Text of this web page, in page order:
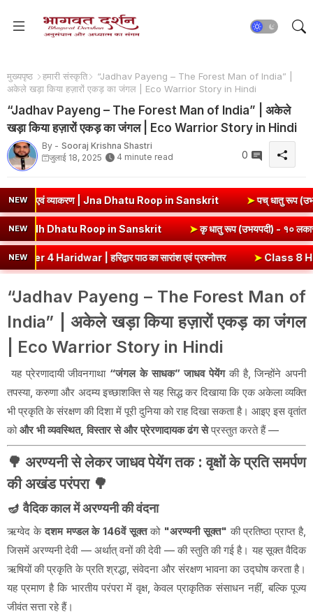
मुख्यपृष्ठ हमारी संस्कृति
“Jadhav Payeng – The Forest Man of India” |
अकेले खड़ा किया हज़ारों एकड़ का जंगल | Eco Warrior Story in Hindi
“Jadhav Payeng – The Forest Man of India” | अकेले
खड़ा किया हज़ारों एकड़ का जंगल | Eco Warrior Story in Hindi
By - Sooraj Krishna Shastri
जुलाई 18, 2025
4 minute read 0
NEW
व्याकरण | Jna Dhatu Roop in Sanskrit ➤पच् धातु रूप (उभयपदी) -
NEW
अर्थ एवं व्याकरण | Edh Dhatu Roop in Sanskrit ➤कृ धातु रूप
NEW| हरिद्वार पाठ का सारांश एवं प्रश्नोत्तर ➤Class 8 Hindi Malhar
“Jadhav Payeng – The Forest Man of
India” | अकेले खड़ा किया हज़ारों एकड़ का जंगल
| Eco Warrior Story in Hindi
यह प्रेरणादायी जीवनगाथा “जंगल के साधक” जाधव पेयेंगकी है, जिन्होंने अपनी
तपस्या, करुणा और अदम्य इच्छाशक्ति से यह सिद्ध कर दिखाया कि एक अकेला व्यक्ति
भी प्रकृति के संरक्षण की दिशा में पूरी दुनिया को राह दिखा सकता है। आइए इस वृतांत
कोऔर भी व्यवस्थित, विस्तार से और प्रेरणादायक ढंग सेप्रस्तुत करते हैं —
🌳 अरण्यनी से लेकर जाधव पेयेंग तक : वृक्षों के प्रति समर्पण
की अखंड परंपरा🌳
🪔वैदिक काल में अरण्यनी की वंदना
ऋग्वेद केदशम मण्डल के 146वें सूक्तको "अरण्यनी सूक्त" की प्रतिष्ठा प्राप्त है,
जिसमें अरण्यनी देवी — अर्थात् वनों की देवी — की स्तुति की गई है। यह सूक्त वैदिक
ऋषियों की प्रकृति के प्रति श्रद्धा, संवेदना और संरक्षण भावना का उद्घोष करता है।
यह प्रमाण है कि भारतीय परंपरा में वृक्ष, केवल प्राकृतिक संसाधन नहीं, बल्कि पूज्य
जीवंत सत्ता रहे हैं।